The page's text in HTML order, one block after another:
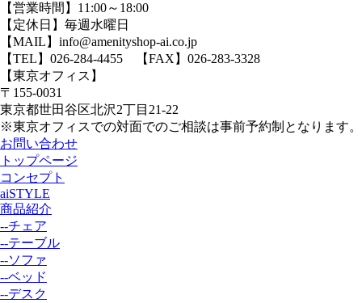
【営業時間】11:00～18:00
【定休日】毎週水曜日
【MAIL】info@amenityshop-ai.co.jp
【TEL】 026-284-4455 【FAX】026-283-3328
【東京オフィス】
〒155-0031
東京都世田谷区北沢2丁目21-22
※東京オフィスでの対面でのご相談は事前予約制となります。
お問い合わせ
トップページ
コンセプト
aiSTYLE
商品紹介
--チェア
--テーブル
--ソファ
--ベッド
--デスク